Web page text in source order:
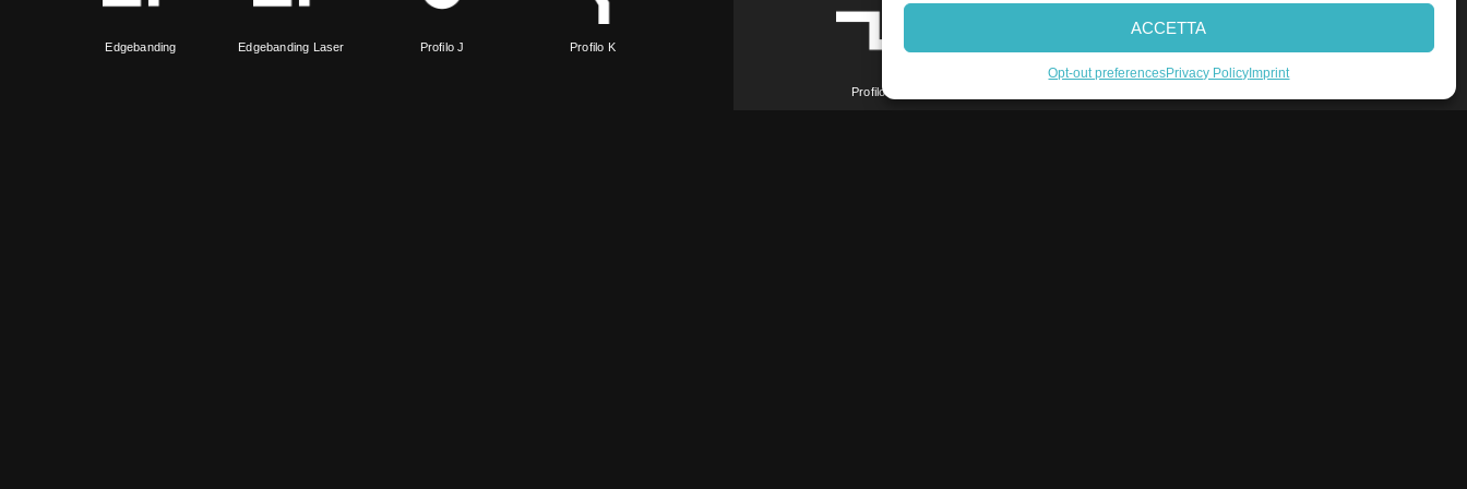
ACCETTA
Opt-out preferencesPrivacy Policy Imprint
Edgebanding Edgebanding Laser Profilo J Profilo K
Profilo Z